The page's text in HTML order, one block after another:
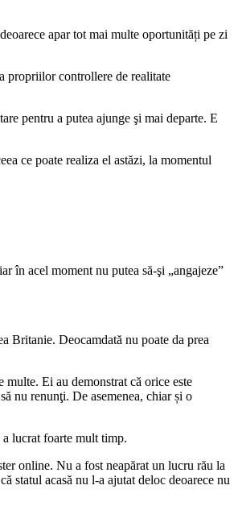
apar tot mai multe oportunități pe zi
propriilor controllere de realitate
pentru a putea ajunge şi mai departe. E
ce poate realiza el astăzi, la momentul
în acel moment nu putea să-şi „angajeze”
Britanie. Deocamdată nu poate da prea
Ei au demonstrat că orice este
nu renunţi. De asemenea, chiar și o
a lucrat foarte mult timp.
online. Nu a fost neapărat un lucru rău la
statul acasă nu l-a ajutat deloc deoarece nu